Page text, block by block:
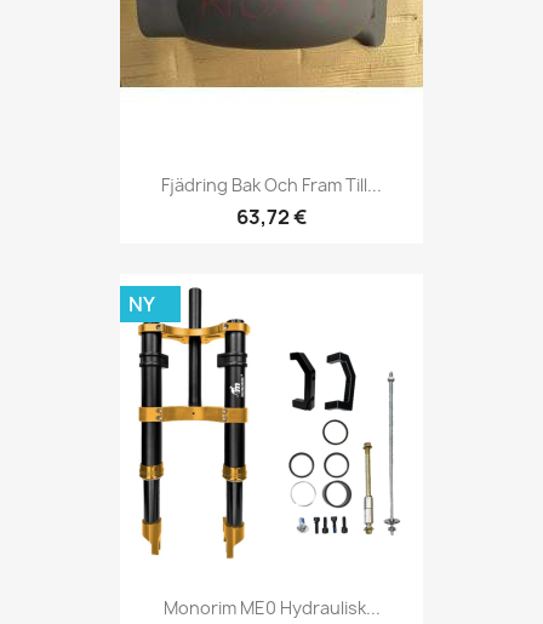
Fjädring Bak Och Fram Till...
63,72 €
Monorim ME0 Hydraulisk...
NY